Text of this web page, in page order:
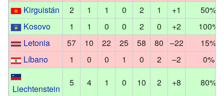
Kirguistán
2 1 1 0 2 1 +1
50%
Kosovo
1 1 0 0 2 0 +2
100%
Letonia
57 10 22 25 58 80 –22
15%
Líbano
1 0 0 1 0 2 –2 0%
Liechtenstein
5 4 1 0 10 2 +8
80%